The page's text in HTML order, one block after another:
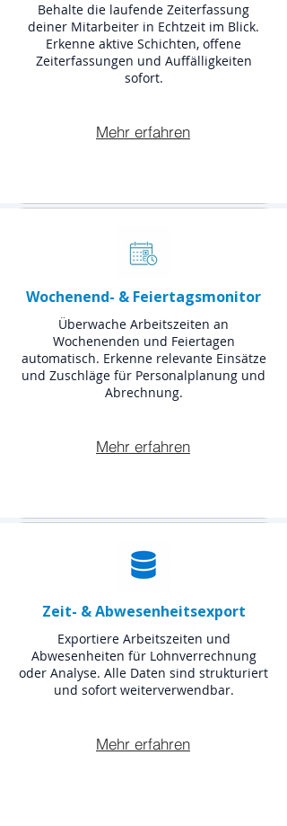
Behalte die laufende Zeiterfassung
deiner Mitarbeiter in Echtzeit im Blick.
Erkenne aktive Schichten, offene
Zeiterfassungen und Auffälligkeiten
sofort.
Mehr erfahren
Wochenend- & Feiertagsmonitor
Überwache Arbeitszeiten an
Wochenenden und Feiertagen
automatisch. Erkenne relevante Einsätze
und Zuschläge für Personalplanung und
Abrechnung.
Mehr erfahren
Zeit- & Abwesenheitsexport
Exportiere Arbeitszeiten und
Abwesenheiten für Lohnverrechnung
oder Analyse. Alle Daten sind strukturiert
und sofort weiterverwendbar.
Mehr erfahren